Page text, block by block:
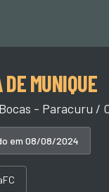
DE MUNIQUE
- Paracuru /
em 08/08/2024